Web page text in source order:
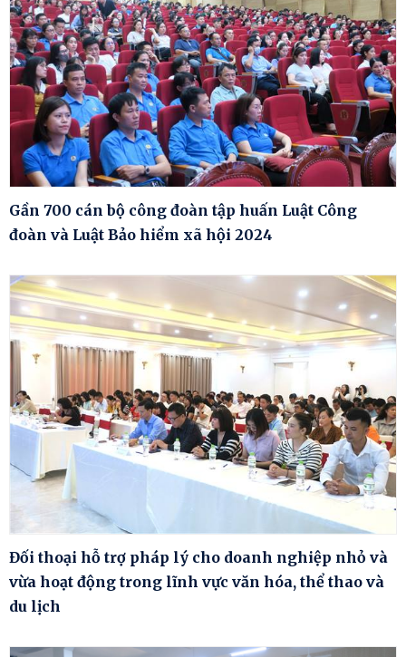
Gần 700 cán bộ công đoàn tập huấn Luật Công
đoàn và Luật Bảo hiểm xã hội 2024
Đối thoại hỗ trợ pháp lý cho doanh nghiệp nhỏ và
vừa hoạt động trong lĩnh vực văn hóa, thể thao và
du lịch